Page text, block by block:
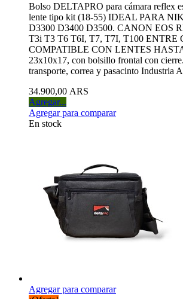
Bolso DELTAPRO para cámara reflex
lente tipo kit (18-55) IDEAL PARA
D3300 D3400 D3500. CANON EOS
T3i T3 T6 T6I, T7, T7I, T100 ENTRE
COMPATIBLE CON LENTES
23x10x17, con bolsillo frontal con
transporte, correa y pasacinto Industria
34.900,00 ARS
Agregar...
Agregar para comparar
En stock
Agregar para comparar